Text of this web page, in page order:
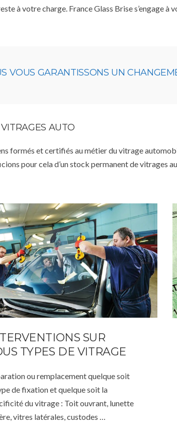
à votre charge. France Glass Brise s’engage à
VOUS GARANTISSONS UN
AUTO
formés et certifiés au métier du vitrage
pour cela d’un stock permanent de vitrages
SUR
TYPES DE VITRAGE
ou remplacement quelque soit
de fixation et quelque soit la
du vitrage : Toit ouvrant, lunette
vitres latérales, custodes …